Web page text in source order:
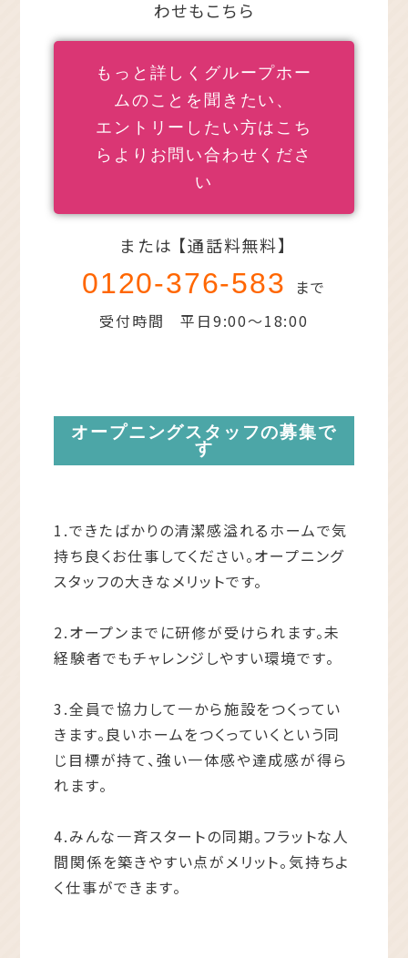
わせもこちら
もっと詳しくグループホー
ムのことを聞きたい、
エントリーしたい方はこち
らよりお問い合わせくださ
い
または 【通話料無料】
0120-376-583
まで
受付時間 平日9:00～18:00
オープニングスタッフの募集で
す
1.できたばかりの清潔感溢れるホームで気
持ち良くお仕事してください。オープニング
スタッフの大きなメリットです。
2.オープンまでに研修が受けられます。未
経験者でもチャレンジしやすい環境です。
3.全員で協力して一から施設をつくってい
きます。良いホームをつくっていくという同
じ目標が持て、強い一体感や達成感が得ら
れます。
4.みんな一斉スタートの同期。フラットな人
間関係を築きやすい点がメリット。気持ちよ
く仕事ができます。